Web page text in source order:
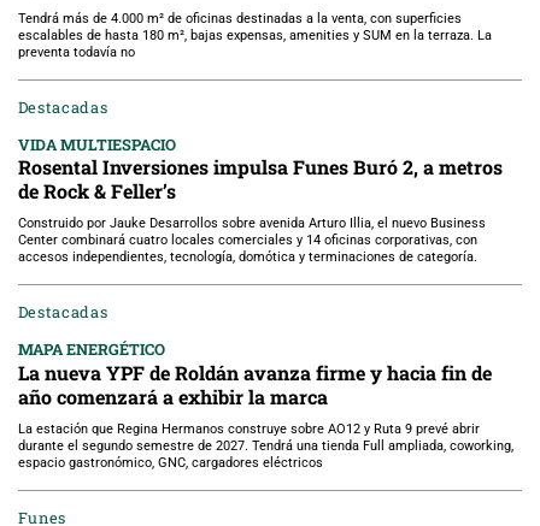
Tendrá más de 4.000 m² de oficinas destinadas a la venta, con superficies
escalables de hasta 180 m², bajas expensas, amenities y SUM en la terraza. La
preventa todavía no
Destacadas
VIDA MULTIESPACIO
Rosental Inversiones impulsa Funes Buró 2, a metros
de Rock & Feller’s
Construido por Jauke Desarrollos sobre avenida Arturo Illia, el nuevo Business
Center combinará cuatro locales comerciales y 14 oficinas corporativas, con
accesos independientes, tecnología, domótica y terminaciones de categoría.
Destacadas
MAPA ENERGÉTICO
La nueva YPF de Roldán avanza firme y hacia fin de
año comenzará a exhibir la marca
La estación que Regina Hermanos construye sobre AO12 y Ruta 9 prevé abrir
durante el segundo semestre de 2027. Tendrá una tienda Full ampliada, coworking,
espacio gastronómico, GNC, cargadores eléctricos
Funes